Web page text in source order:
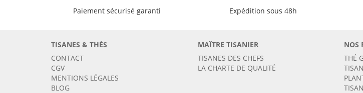
Paiement sécurisé garanti Expédition sous 48h
TISANES & THÉS
CONTACT
CGV
MENTIONS LÉGALES
BLOG
MAÎTRE TISANIER
TISANES DES CHEFS
LA CHARTE DE QUALITÉ
NOS
THÉ